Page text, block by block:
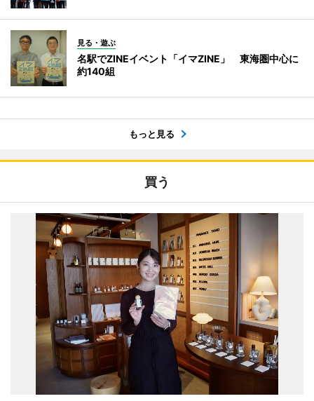
見る・遊ぶ
名駅でZINEイベント「イマZINE」 東海圏中心に
約140組
もっと見る
買う